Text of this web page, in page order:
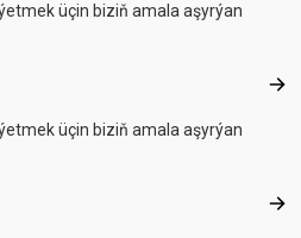
üçin biziň amala aşyrýan
üçin biziň amala aşyrýan
Iş